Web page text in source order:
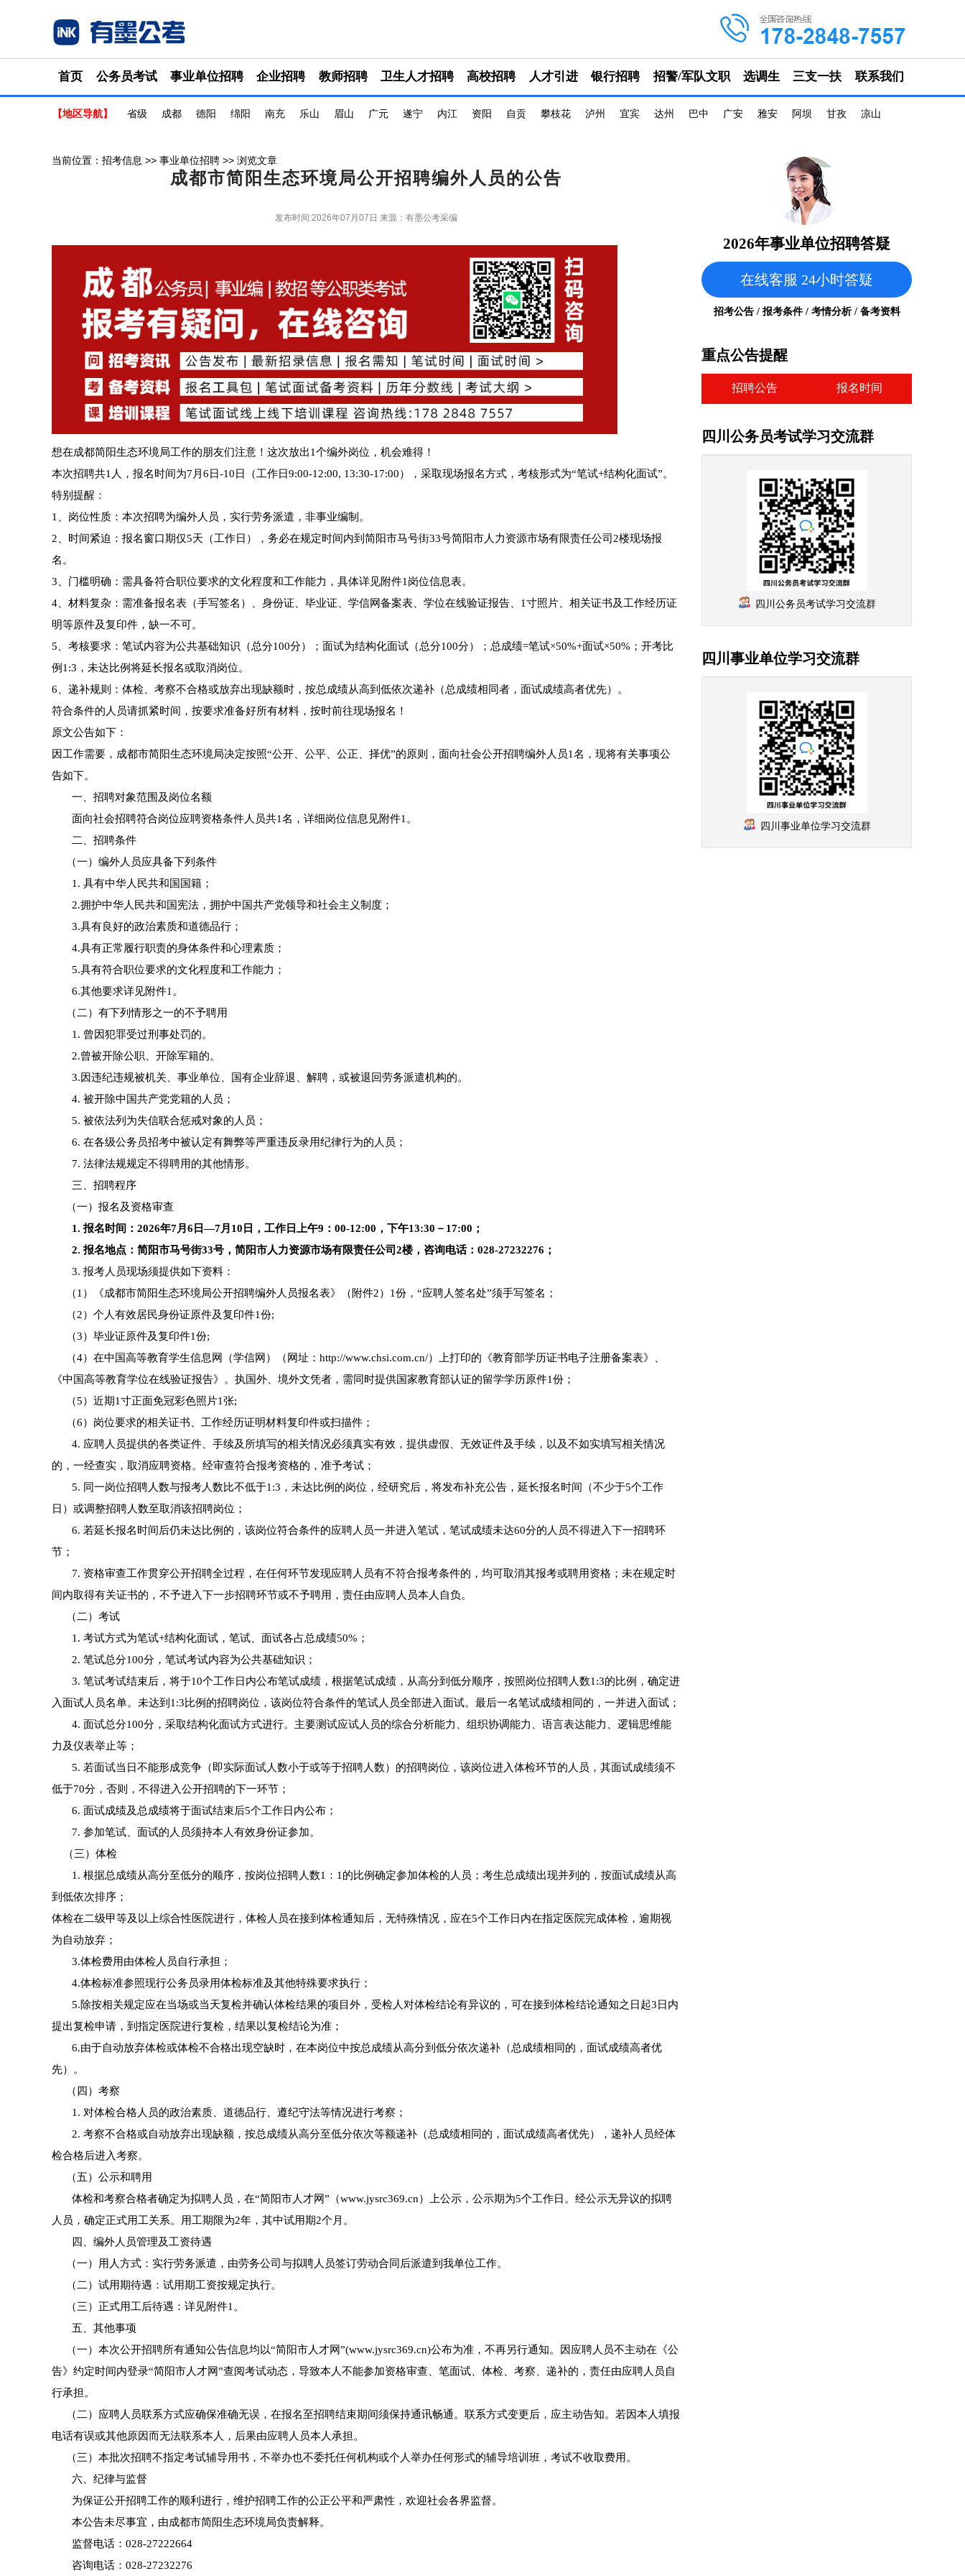
首页 公务员考试 事业单位招聘 企业招聘 教师招聘 卫生人才招聘 高校招聘 人才引进 银行招聘 招警/军队文职 选调生 三支一扶 联系我们
【地区导航】 省级 成都 德阳 绵阳 南充 乐山 眉山 广元 遂宁 内江 资阳 自贡 攀枝花 泸州 宜宾 达州 巴中 广安 雅安 阿坝 甘孜 凉山
当前位置： 招考信息 >> 事业单位招聘 >> 浏览文章
成都市简阳生态环境局公开招聘编外人员的公告
发布时间:2026年07月07日 来源：有墨公考采编
想在成都简阳生态环境局工作的朋友们注意！这次放出1个编外岗位，机会难得！
本次招聘共1人，报名时间为7月6日-10日（工作日9:00-12:00, 13:30-17:00），采取现场报名方式，考核形式为“笔试+结构化面试”。
特别提醒：
1、岗位性质：本次招聘为编外人员，实行劳务派遣，非事业编制。
2、时间紧迫：报名窗口期仅5天（工作日），务必在规定时间内到简阳市马号街33号简阳市人力资源市场有限责任公司2楼现场报
名。
3、门槛明确：需具备符合职位要求的文化程度和工作能力，具体详见附件1岗位信息表。
4、材料复杂：需准备报名表（手写签名）、身份证、毕业证、学信网备案表、学位在线验证报告、1寸照片、相关证书及工作经历证
明等原件及复印件，缺一不可。
5、考核要求：笔试内容为公共基础知识（总分100分）；面试为结构化面试（总分100分）；总成绩=笔试×50%+面试×50%；开考比
例1:3，未达比例将延长报名或取消岗位。
6、递补规则：体检、考察不合格或放弃出现缺额时，按总成绩从高到低依次递补（总成绩相同者，面试成绩高者优先）。
符合条件的人员请抓紧时间，按要求准备好所有材料，按时前往现场报名！
原文公告如下：
因工作需要，成都市简阳生态环境局决定按照“公开、公平、公正、择优”的原则，面向社会公开招聘编外人员1名，现将有关事项公
告如下。
一、招聘对象范围及岗位名额
面向社会招聘符合岗位应聘资格条件人员共1名，详细岗位信息见附件1。
二、招聘条件
（一）编外人员应具备下列条件
1. 具有中华人民共和国国籍；
2.拥护中华人民共和国宪法，拥护中国共产党领导和社会主义制度；
3.具有良好的政治素质和道德品行；
4.具有正常履行职责的身体条件和心理素质；
5.具有符合职位要求的文化程度和工作能力；
6.其他要求详见附件1。
（二）有下列情形之一的不予聘用
1. 曾因犯罪受过刑事处罚的。
2.曾被开除公职、开除军籍的。
3.因违纪违规被机关、事业单位、国有企业辞退、解聘，或被退回劳务派遣机构的。
4. 被开除中国共产党党籍的人员；
5. 被依法列为失信联合惩戒对象的人员；
6. 在各级公务员招考中被认定有舞弊等严重违反录用纪律行为的人员；
7. 法律法规规定不得聘用的其他情形。
三、招聘程序
（一）报名及资格审查
1. 报名时间：2026年7月6日—7月10日，工作日上午9：00-12:00，下午13:30－17:00；
2. 报名地点：简阳市马号街33号，简阳市人力资源市场有限责任公司2楼，咨询电话：028-27232276；
3. 报考人员现场须提供如下资料：
（1）《成都市简阳生态环境局公开招聘编外人员报名表》（附件2）1份，“应聘人签名处”须手写签名；
（2）个人有效居民身份证原件及复印件1份;
（3）毕业证原件及复印件1份;
（4）在中国高等教育学生信息网（学信网）（网址：http://www.chsi.com.cn/）上打印的《教育部学历证书电子注册备案表》、
《中国高等教育学位在线验证报告》。执国外、境外文凭者，需同时提供国家教育部认证的留学学历原件1份；
（5）近期1寸正面免冠彩色照片1张;
（6）岗位要求的相关证书、工作经历证明材料复印件或扫描件；
4. 应聘人员提供的各类证件、手续及所填写的相关情况必须真实有效，提供虚假、无效证件及手续，以及不如实填写相关情况
的，一经查实，取消应聘资格。经审查符合报考资格的，准予考试；
5. 同一岗位招聘人数与报考人数比不低于1:3，未达比例的岗位，经研究后，将发布补充公告，延长报名时间（不少于5个工作
日）或调整招聘人数至取消该招聘岗位；
6. 若延长报名时间后仍未达比例的，该岗位符合条件的应聘人员一并进入笔试，笔试成绩未达60分的人员不得进入下一招聘环
节；
7. 资格审查工作贯穿公开招聘全过程，在任何环节发现应聘人员有不符合报考条件的，均可取消其报考或聘用资格；未在规定时
间内取得有关证书的，不予进入下一步招聘环节或不予聘用，责任由应聘人员本人自负。
（二）考试
1. 考试方式为笔试+结构化面试，笔试、面试各占总成绩50%；
2. 笔试总分100分，笔试考试内容为公共基础知识；
3. 笔试考试结束后，将于10个工作日内公布笔试成绩，根据笔试成绩，从高分到低分顺序，按照岗位招聘人数1:3的比例，确定进
入面试人员名单。未达到1:3比例的招聘岗位，该岗位符合条件的笔试人员全部进入面试。最后一名笔试成绩相同的，一并进入面试；
4. 面试总分100分，采取结构化面试方式进行。主要测试应试人员的综合分析能力、组织协调能力、语言表达能力、逻辑思维能
力及仪表举止等；
5. 若面试当日不能形成竞争（即实际面试人数小于或等于招聘人数）的招聘岗位，该岗位进入体检环节的人员，其面试成绩须不
低于70分，否则，不得进入公开招聘的下一环节；
6. 面试成绩及总成绩将于面试结束后5个工作日内公布；
7. 参加笔试、面试的人员须持本人有效身份证参加。
（三）体检
1. 根据总成绩从高分至低分的顺序，按岗位招聘人数1：1的比例确定参加体检的人员；考生总成绩出现并列的，按面试成绩从高
到低依次排序；
体检在二级甲等及以上综合性医院进行，体检人员在接到体检通知后，无特殊情况，应在5个工作日内在指定医院完成体检，逾期视
为自动放弃；
3.体检费用由体检人员自行承担；
4.体检标准参照现行公务员录用体检标准及其他特殊要求执行；
5.除按相关规定应在当场或当天复检并确认体检结果的项目外，受检人对体检结论有异议的，可在接到体检结论通知之日起3日内
提出复检申请，到指定医院进行复检，结果以复检结论为准；
6.由于自动放弃体检或体检不合格出现空缺时，在本岗位中按总成绩从高分到低分依次递补（总成绩相同的，面试成绩高者优
先）。
（四）考察
1. 对体检合格人员的政治素质、道德品行、遵纪守法等情况进行考察；
2. 考察不合格或自动放弃出现缺额，按总成绩从高分至低分依次等额递补（总成绩相同的，面试成绩高者优先），递补人员经体
检合格后进入考察。
（五）公示和聘用
体检和考察合格者确定为拟聘人员，在“简阳市人才网”（www.jysrc369.cn）上公示，公示期为5个工作日。经公示无异议的拟聘
人员，确定正式用工关系。用工期限为2年，其中试用期2个月。
四、编外人员管理及工资待遇
（一）用人方式：实行劳务派遣，由劳务公司与拟聘人员签订劳动合同后派遣到我单位工作。
（二）试用期待遇：试用期工资按规定执行。
（三）正式用工后待遇：详见附件1。
五、其他事项
（一）本次公开招聘所有通知公告信息均以“简阳市人才网”(www.jysrc369.cn)公布为准，不再另行通知。因应聘人员不主动在《公
告》约定时间内登录“简阳市人才网”查阅考试动态，导致本人不能参加资格审查、笔面试、体检、考察、递补的，责任由应聘人员自
行承担。
（二）应聘人员联系方式应确保准确无误，在报名至招聘结束期间须保持通讯畅通。联系方式变更后，应主动告知。若因本人填报
电话有误或其他原因而无法联系本人，后果由应聘人员本人承担。
（三）本批次招聘不指定考试辅导用书，不举办也不委托任何机构或个人举办任何形式的辅导培训班，考试不收取费用。
六、纪律与监督
为保证公开招聘工作的顺利进行，维护招聘工作的公正公平和严肃性，欢迎社会各界监督。
本公告未尽事宜，由成都市简阳生态环境局负责解释。
监督电话：028-27222664
咨询电话：028-27232276
2026年事业单位招聘答疑
在线客服 24小时答疑
招考公告 / 报考条件 / 考情分析 / 备考资料
重点公告提醒
招聘公告 报名时间
四川公务员考试学习交流群
四川公务员考试学习交流群
四川事业单位学习交流群
四川事业单位学习交流群